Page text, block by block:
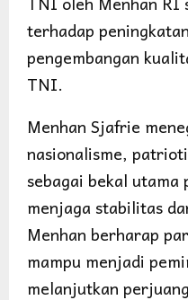
terhadap
pengembangan
TNI.
Menhan Sjafrie
nasionalisme,
sebagai bekal
menjaga stabilitas
Menhan berharap
mampu menjadi
melanjutkan